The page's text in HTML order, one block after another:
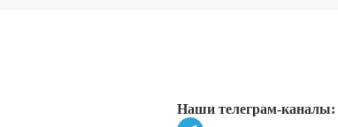
Наши телеграм-каналы: